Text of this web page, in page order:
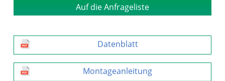
Auf die Anfrageliste
Datenblatt
Montageanleitung